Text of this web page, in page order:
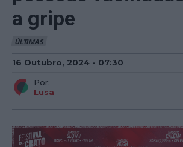
a gripe
ÚLTIMAS
16 Outubro, 2024 - 07:30
Por:
Lusa